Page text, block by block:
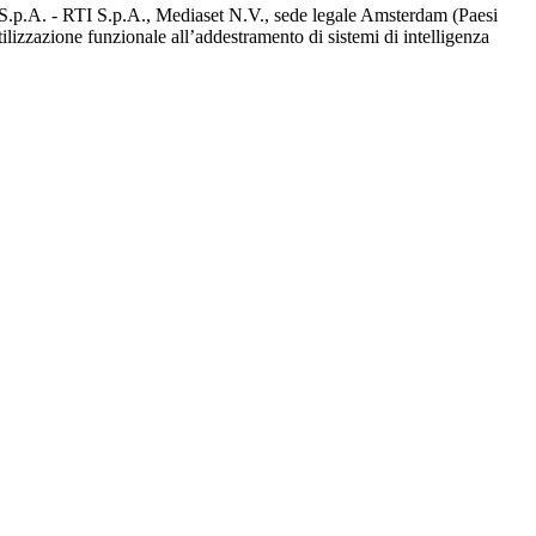
- RTI S.p.A., Mediaset N.V., sede legale Amsterdam (Paesi
funzionale all’addestramento di sistemi di intelligenza